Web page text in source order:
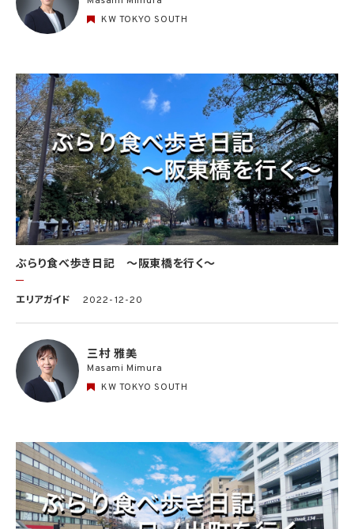
KW TOKYO SOUTH
ぶらり食べ歩き日記 〜阪東橋を行く〜
エリアガイド 2022-12-20
三村 雅美
Masami Mimura
KW TOKYO SOUTH